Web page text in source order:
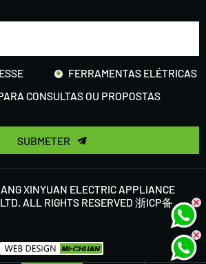
FERRAMENTAS ELÉTRICAS
CONSULTAS OU PROPOSTAS
SUBMETER
XINYUAN ELECTRIC APPLIANCE
ALL RIGHTS RESERVED 浙ICP备